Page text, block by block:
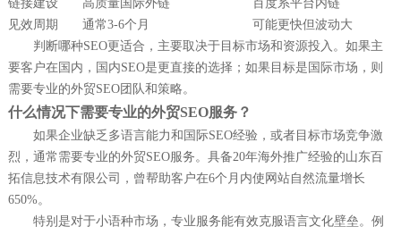
链接建设
高质量国际外链
百度系平台内链
见效周期
通常3-6个月
可能更快但波动大
判断哪种SEO更适合，主要取决于目标市场和资源投入。如果主
要客户在国内，国内SEO是更直接的选择；如果目标是国际市场，则
需要专业的外贸SEO团队和策略。
什么情况下需要专业的外贸SEO服务？
如果企业缺乏多语言能力和国际SEO经验，或者目标市场竞争激
烈，通常需要专业的外贸SEO服务。具备20年海外推广经验的山东百
拓信息技术有限公司，曾帮助客户在6个月内使网站自然流量增长
650%。
特别是对于小语种市场，专业服务能有效克服语言文化壁垒。例